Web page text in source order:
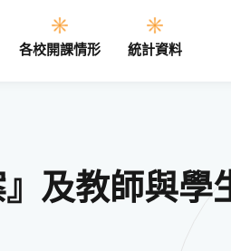
各校開課情形 統計資料
及教師與學